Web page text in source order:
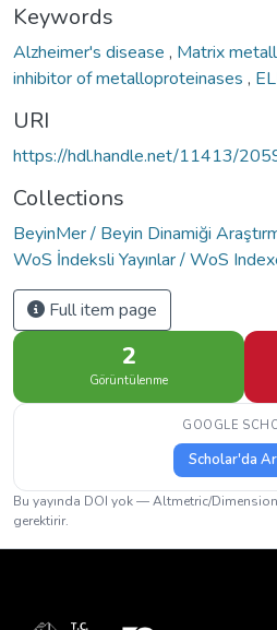
Keywords
Alzheimer's disease , Matrix
inhibitor of metalloproteinases ,
URI
https://hdl.handle.net/11413/
Collections
BeyinMer / Beyin Dinamiği
WoS İndeksli Yayınlar / WoS
Full item page
2
Görüntülenme
GOOGLE
Scholar'da
Bu yayında DOI yok — Altmetric/
gerektirir.